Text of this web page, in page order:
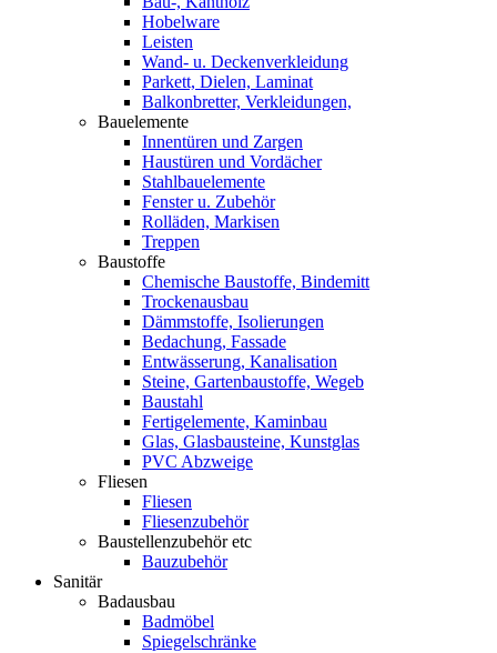
Hobelware
Leisten
Wand- u. Deckenverkleidung
Parkett, Dielen, Laminat
Balkonbretter, Verkleidungen,
Bauelemente
Innentüren und Zargen
Haustüren und Vordächer
Stahlbauelemente
Fenster u. Zubehör
Rolläden, Markisen
Treppen
Baustoffe
Chemische Baustoffe, Bindemitt
Trockenausbau
Dämmstoffe, Isolierungen
Bedachung, Fassade
Entwässerung, Kanalisation
Steine, Gartenbaustoffe, Wegeb
Baustahl
Fertigelemente, Kaminbau
Glas, Glasbausteine, Kunstglas
PVC Abzweige
Fliesen
Fliesen
Fliesenzubehör
Baustellenzubehör etc
Bauzubehör
Sanitär
Badausbau
Badmöbel
Spiegelschränke